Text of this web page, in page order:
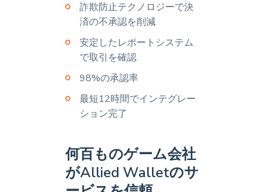
詐欺防止テクノロジーで決
済の不承認を削減
安定したレポートシステム
で取引を確認
98%の承認率
最短12時間でインテグレー
ション完了
何百ものゲーム会社
がAllied Walletのサ